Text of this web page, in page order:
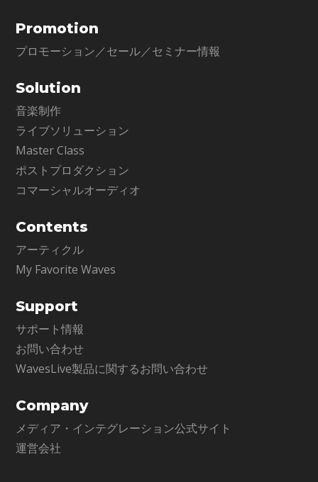
Promotion
プロモーション／セール／セミナー情報
Solution
音楽制作
ライブソリューション
Master Class
ポストプロダクション
コマーシャルオーディオ
Contents
アーティクル
My Favorite Waves
Support
サポート情報
お問い合わせ
WavesLive製品に関するお問い合わせ
Company
メディア・インテグレーション公式サイト
運営会社